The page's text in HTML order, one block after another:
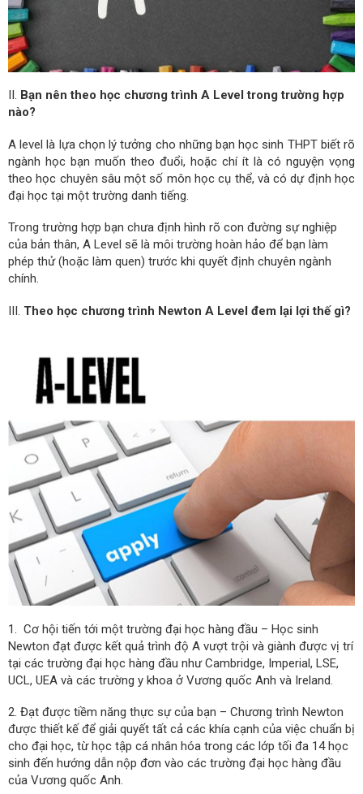
II. Bạn nên theo học chương trình A Level trong trường hợp
nào?
A level là lựa chọn lý tưởng cho những bạn học sinh THPT biết rõ
ngành học bạn muốn theo đuổi, hoặc chí ít là có nguyện vọng
theo học chuyên sâu một số môn học cụ thể, và có dự định học
đại học tại một trường danh tiếng.
Trong trường hợp bạn chưa định hình rõ con đường sự nghiệp
của bản thân, A Level sẽ là môi trường hoàn hảo để bạn làm
phép thử (hoặc làm quen) trước khi quyết định chuyên ngành
chính.
III. Theo học chương trình Newton A Level đem lại lợi thế gì?
1. Cơ hội tiến tới một trường đại học hàng đầu – Học sinh
Newton đạt được kết quả trình độ A vượt trội và giành được vị trí
tại các trường đại học hàng đầu như Cambridge, Imperial, LSE,
UCL, UEA và các trường y khoa ở Vương quốc Anh và Ireland.
2. Đạt được tiềm năng thực sự của bạn – Chương trình Newton
được thiết kế để giải quyết tất cả các khía cạnh của việc chuẩn bị
cho đại học, từ học tập cá nhân hóa trong các lớp tối đa 14 học
sinh đến hướng dẫn nộp đơn vào các trường đại học hàng đầu
của Vương quốc Anh.